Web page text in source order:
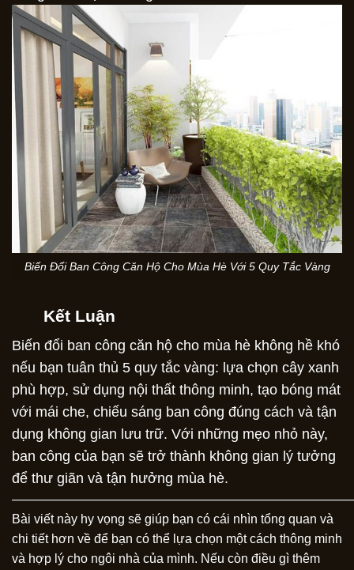
Biến Đổi Ban Công Căn Hộ Cho Mùa Hè Với 5 Quy Tắc Vàng
Kết Luận
Biến đổi ban công căn hộ cho mùa hè không hề khó
nếu bạn tuân thủ 5 quy tắc vàng: lựa chọn cây xanh
phù hợp, sử dụng nội thất thông minh, tạo bóng mát
với mái che, chiếu sáng ban công đúng cách và tận
dụng không gian lưu trữ. Với những mẹo nhỏ này,
ban công của bạn sẽ trở thành không gian lý tưởng
để thư giãn và tận hưởng mùa hè.
Bài viết này hy vọng sẽ giúp bạn có cái nhìn tổng quan và
chi tiết hơn về để bạn có thể lựa chọn một cách thông minh
và hợp lý cho ngôi nhà của mình. Nếu còn điều gì thêm